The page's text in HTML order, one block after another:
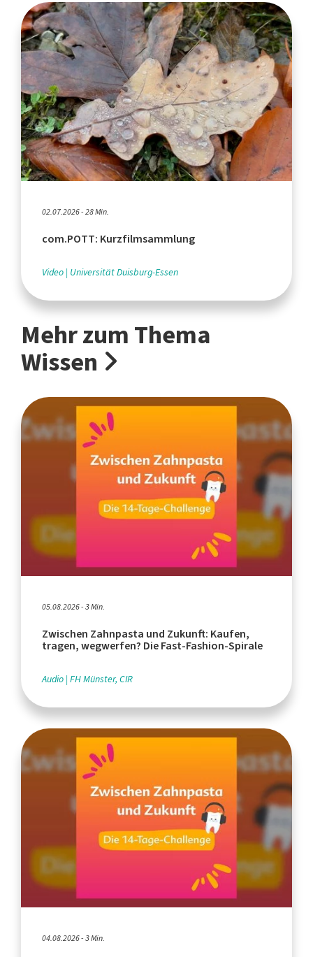
02.07.2026 - 28 Min.
com.POTT: Kurzfilmsammlung
Video Universität Duisburg-Essen
Mehr zum Thema
Wissen
05.08.2026 - 3 Min.
Zwischen Zahnpasta und Zukunft: Kaufen,
tragen, wegwerfen? Die Fast-Fashion-Spirale
Audio FH Münster, CIR
04.08.2026 - 3 Min.